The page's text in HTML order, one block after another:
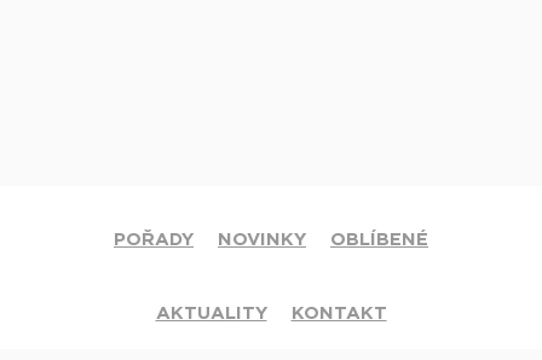
POŘADY NOVINKY OBLÍBENÉ
AKTUALITY KONTAKT